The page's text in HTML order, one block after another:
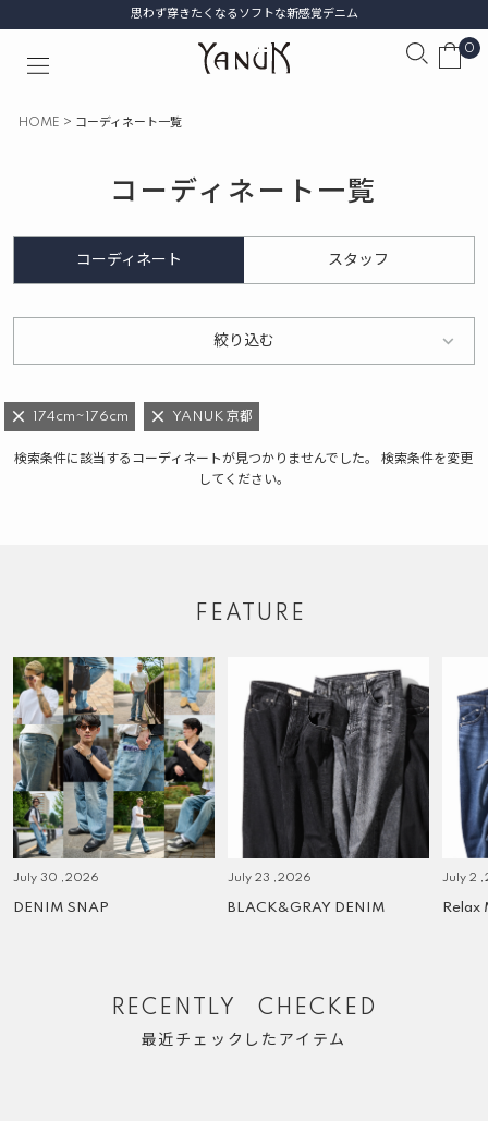
思わず穿きたくなるソフトな新感覚デニム
0
HOME コーディネート一覧
コーディネート一覧
コーディネート スタッフ
絞り込む
174cm~176cm YANUK 京都
検索条件に該当するコーディネートが見つかりませんでした。 検索条件を変更
してください。
FEATURE
July 30 ,2026
DENIM SNAP
July 23 ,2026
BLACK&GRAY DENIM
July 2
Relax
RECENTLY CHECKED
最近チェックしたアイテム